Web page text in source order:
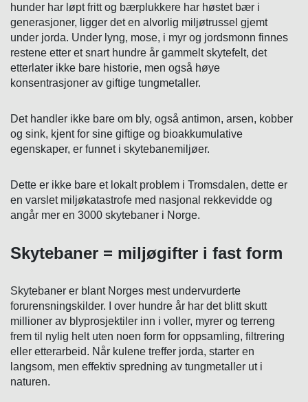
hunder har løpt fritt og bærplukkere har høstet bær i
generasjoner, ligger det en alvorlig miljøtrussel gjemt
under jorda. Under lyng, mose, i myr og jordsmonn finnes
restene etter et snart hundre år gammelt skytefelt, det
etterlater ikke bare historie, men også høye
konsentrasjoner av giftige tungmetaller.
Det handler ikke bare om bly, også antimon, arsen, kobber
og sink, kjent for sine giftige og bioakkumulative
egenskaper, er funnet i skytebanemiljøer.
Dette er ikke bare et lokalt problem i Tromsdalen, dette er
en varslet miljøkatastrofe med nasjonal rekkevidde og
angår mer en 3000 skytebaner i Norge.
Skytebaner = miljøgifter i fast form
Skytebaner er blant Norges mest undervurderte
forurensningskilder. I over hundre år har det blitt skutt
millioner av blyprosjektiler inn i voller, myrer og terreng
frem til nylig helt uten noen form for oppsamling, filtrering
eller etterarbeid. Når kulene treffer jorda, starter en
langsom, men effektiv spredning av tungmetaller ut i
naturen.